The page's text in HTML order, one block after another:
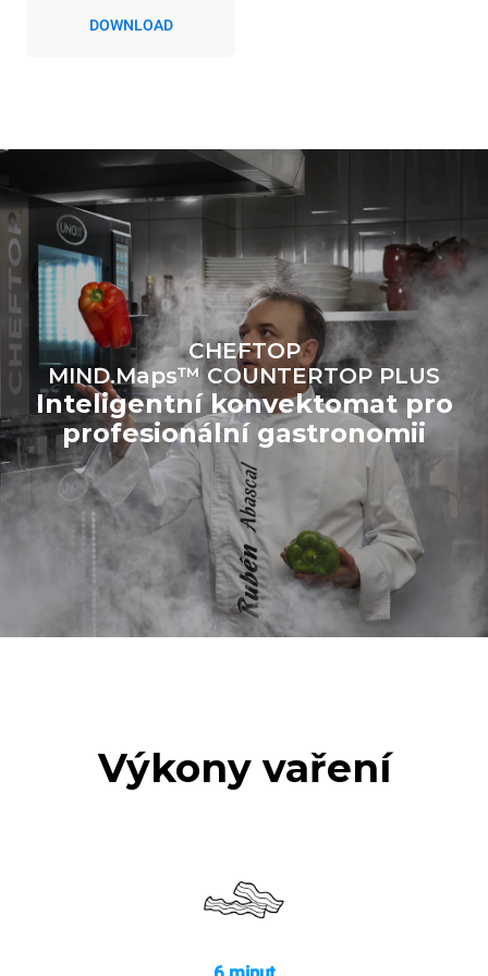
zdrojů.Greenhouse Gas
Estimate based on daily use of
the oven (300 days/year):
6 light loads of roast
chickens (loaded at 20%)
1 full load of roast potatoes
3 full loads cooking with
steam
2 hours in an empty oven at
180 °C
Estimated assuming the
following weekly washing
programs (42 weeks/year):
1 long wash
1 medium wash
DOWNLOAD
CHEFTOP
MIND.Maps™ COUNTERTOP PLUS
Inteligentní konvektomat pro
profesionální gastronomii
Výkony vaření